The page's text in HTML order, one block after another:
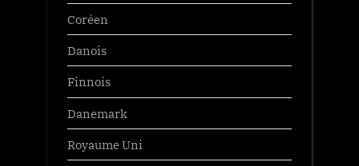
Coréen
Danois
Finnois
Danemark
Royaume Uni